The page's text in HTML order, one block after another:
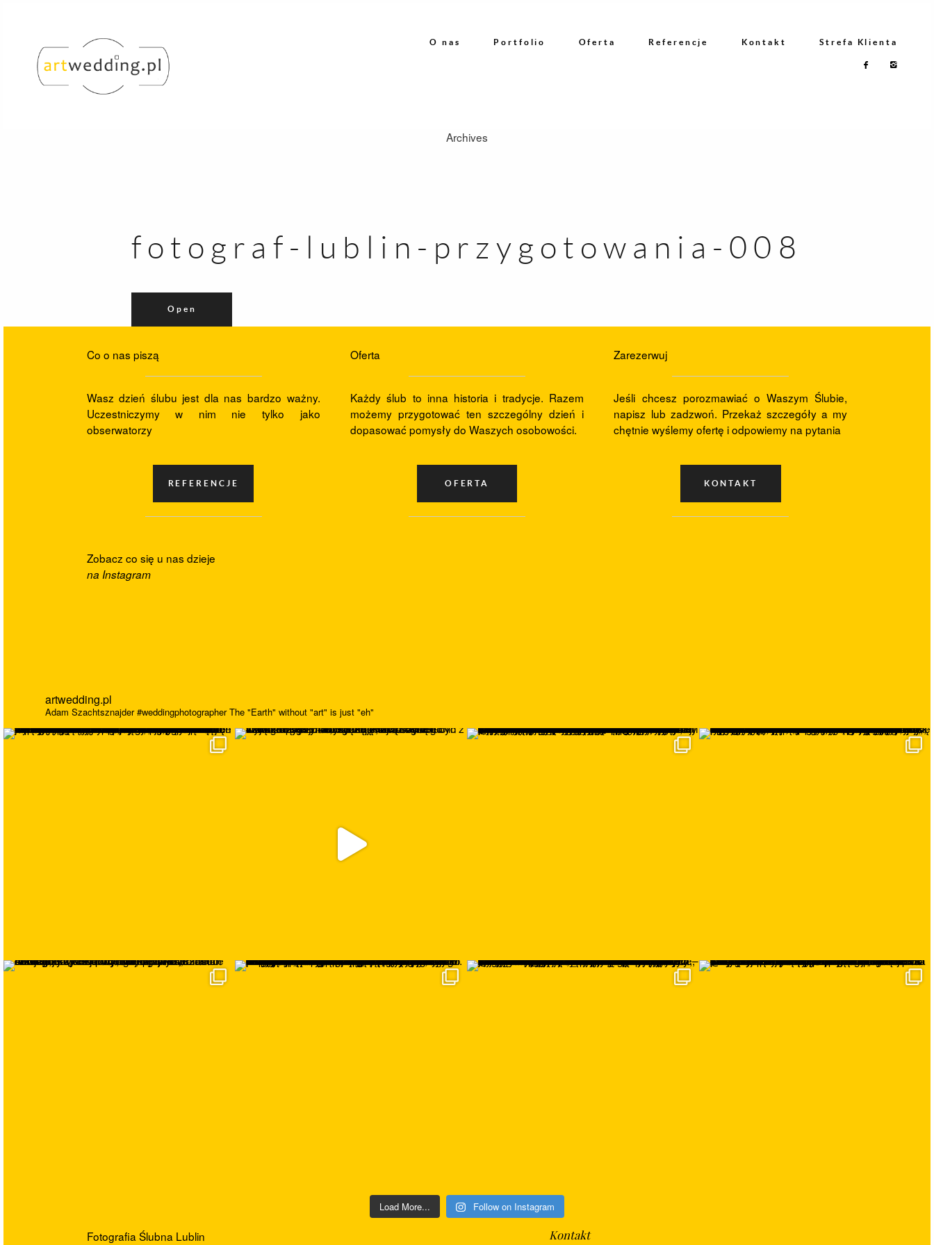
Referencje
O nas Portfolio Oferta Referencje Kontakt Strefa Klienta
Archives
fotograf-lublin-przygotowania-008
Open
Co o nas piszą
Wasz dzień ślubu jest dla nas bardzo ważny.
Uczestniczymy w nim nie tylko jako
obserwatorzy
Oferta
Każdy ślub to inna historia i tradycje. Razem
możemy przygotować ten szczególny dzień i
dopasować pomysły do Waszych osobowości.
Zarezerwuj
Jeśli chcesz porozmawiać o Waszym Ślubie,
napisz lub zadzwoń. Przekaż szczegóły a my
chętnie wyślemy ofertę i odpowiemy na pytania
Zobacz co się u nas dzieje
na Instagram
artwedding.pl
Adam Szachtsznajder#weddingphotographerThe "Earth" without "art" is just "eh"
Load More... Follow on Instagram
Fotografia Ślubna Lublin Kontakt